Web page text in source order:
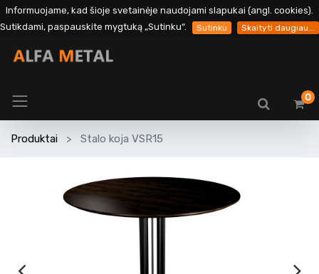
Informuojame, kad šioje svetainėje naudojami slapukai (angl. cookies).
Sutikdami, paspauskite mygtuką „Sutinku“.
Sutinku Skaityti daugiau...
0
Produktai Stalo koja VSR15